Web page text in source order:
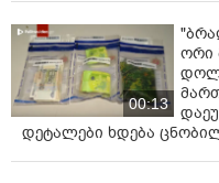
თანხით ჩვენ შეიძლება
ფარმაცევტული მაფია. ამ
პასუხი. თუ ჩვენ
შესაძლებელია
შემთხვევაში რაზეა
00:13
ორი
დეტალები ხდება